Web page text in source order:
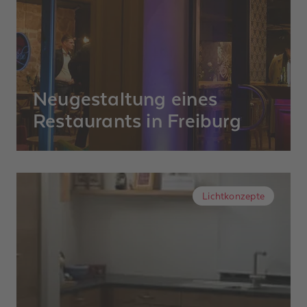
Events wie Abendveranstaltungen.
Neugestaltung eines
Restaurants in Freiburg
Unter dem Stichwort “Liebe geht durch den
Freiburg einen komplett neuen Anstrich.
Lichtkonzepte